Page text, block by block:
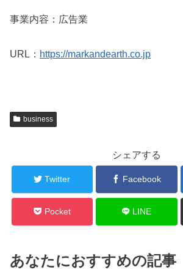
事業内容：広告業
URL： https://markandearth.co.jp
business
シェアする
Twitter Facebook
Pocket LINE
あなたにおすすめの記事